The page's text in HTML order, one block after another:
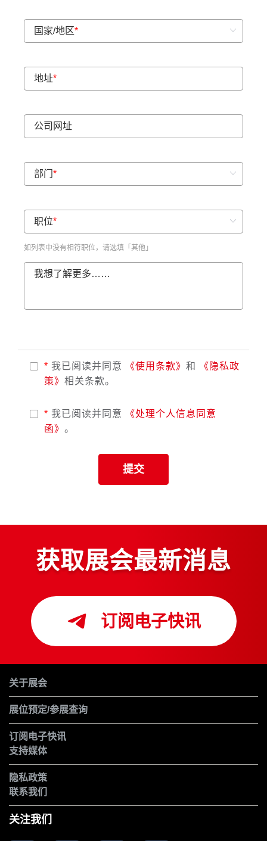
国家/地区*
地址*
公司网址
部门 *
职位*
如列表中没有相符职位，请选填「其他」
我想了解更多……
* 我已阅读并同意 《使用条款》 和
《隐私政
策》 相关条款。
* 我已阅读并同意
《处理个人信息同意
函》 。
提交
获取展会最新消息
订阅电子快讯
关于展会
展位预定/参展查询
订阅电子快讯
支持媒体
隐私政策
联系我们
关注我们